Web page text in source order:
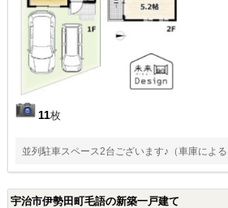
11枚
並列駐車スペース2台ございます♪（車庫による
宇治市伊勢田町毛語の新築一戸建て